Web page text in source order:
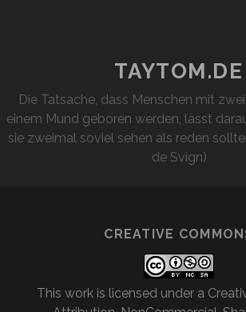
TAYTOM.DE
Die Tatsache, dass Menschen mit
einem Mund geboren werden, lässt
sie zweimal soviel sehen als reden
de Svign)
CREATIVE
This work is licensed under a